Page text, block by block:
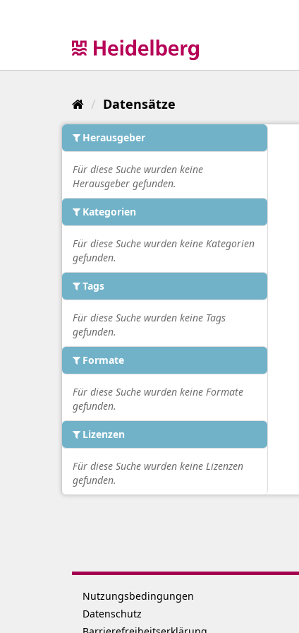
Datensätze
Herausgeber
Für diese Suche wurden keine
Herausgeber gefunden.
Kategorien
Für diese Suche wurden keine Kategorien
gefunden.
Tags
Für diese Suche wurden keine Tags
gefunden.
Formate
Für diese Suche wurden keine Formate
gefunden.
Lizenzen
Für diese Suche wurden keine Lizenzen
gefunden.
Nutzungsbedingungen
Datenschutz